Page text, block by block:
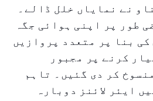
نے نمایاں خلل ڈالے۔
طور پر اپنی ہوائی جگہ
کی بنا پر متعدد پروازیں
کرنے پر مجبور
کر دی گئیں۔ تاہم
ایئر لائنز دوبارہ